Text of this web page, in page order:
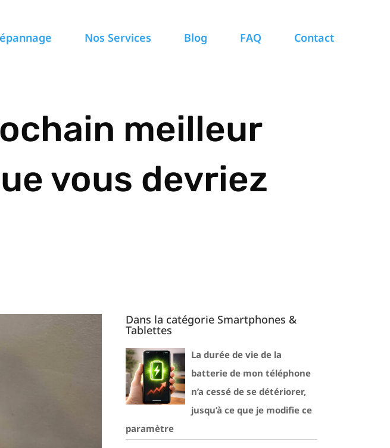
Nos Services Blog FAQ Contact
meilleur
vous devriez
Dans la catégorie Smartphones &
Tablettes
La durée de vie de la
batterie de mon téléphone
n’a cessé de se détériorer,
jusqu’à ce que je modifie ce
paramètre